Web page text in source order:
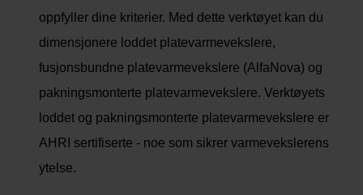
oppfyller dine kriterier. Med dette verktøyet kan du
dimensjonere loddet platevarmevekslere,
fusjonsbundne platevarmevekslere (AlfaNova) og
pakningsmonterte platevarmevekslere. Verktøyets
loddet og pakningsmonterte platevarmevekslere er
AHRI sertifiserte - noe som sikrer varmevekslerens
ytelse.